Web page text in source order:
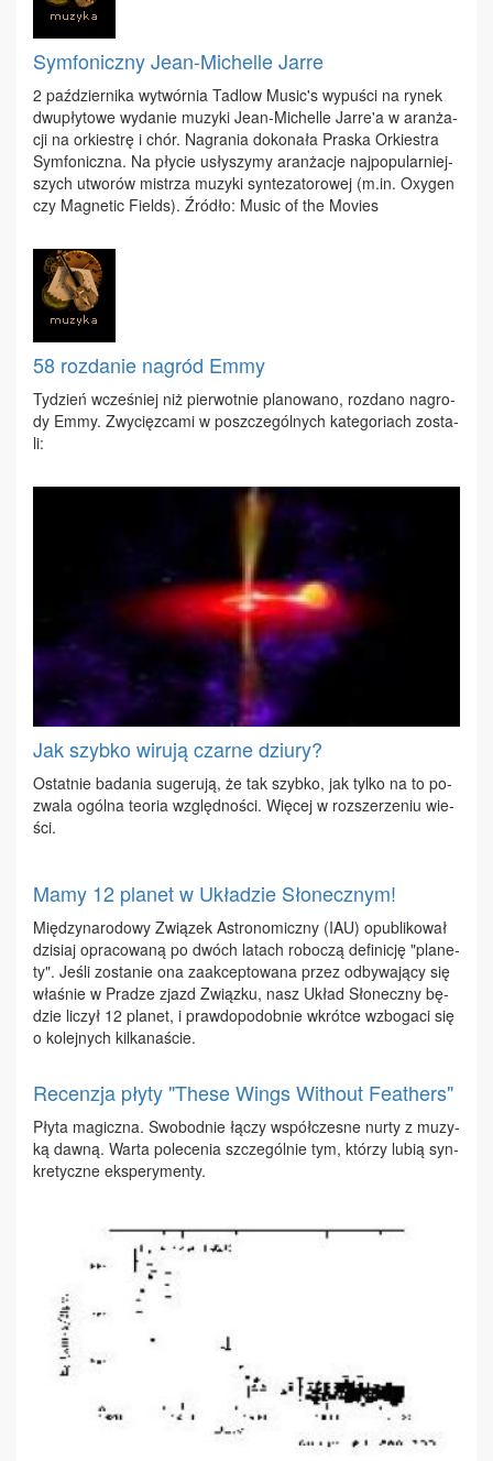
Symfoniczny Jean-Michelle Jarre
2 paź­dzier­ni­ka wy­twór­nia Ta­dlow Mu­sic's wy­pu­ści na ry­nek
dwu­pły­to­we wy­da­nie mu­zy­ki Je­an-Mi­chel­le Jar­re'a w aran­ża­
cji na or­kie­strę i chór. Na­gra­nia do­ko­na­ła Pra­ska Or­kie­stra
Sym­fo­nicz­na. Na pły­cie usły­szy­my aran­ża­cje naj­po­pu­lar­niej­
szych utwo­rów mi­strza mu­zy­ki syn­te­za­to­ro­wej (m.​in. Oxy­gen
czy Ma­gne­tic Fields). Źró­dło: Mu­sic of the Mo­vies
58 rozdanie nagród Emmy
Ty­dzień wcze­śniej niż pier­wot­nie pla­no­wa­no, roz­da­no na­gro­
dy Em­my. Zwy­cięz­ca­mi w po­szcze­gól­nych ka­te­go­riach zo­sta­
li:
Jak szybko wirują czarne dziury?
Ostat­nie ba­da­nia su­ge­ru­ją, że tak szyb­ko, jak tyl­ko na to po­
zwa­la ogól­na teo­ria względ­no­ści. Wię­cej w roz­sze­rze­niu wie­
ści.
Mamy 12 planet w Układzie Słonecznym!
Mię­dzy­na­ro­do­wy Zwią­zek Astro­no­micz­ny (IAU) opu­bli­ko­wał
dzi­siaj opra­co­wa­ną po dwóch la­tach ro­bo­czą de­fi­ni­cję "pla­ne­
ty". Je­śli zo­sta­nie ona za­ak­cep­to­wa­na przez od­by­wa­ją­cy się
wła­śnie w Pra­dze zjazd Związ­ku, nasz Układ Sło­necz­ny bę­
dzie li­czył 12 pla­net, i praw­do­po­dob­nie wkrót­ce wzbo­ga­ci się
o ko­lej­nych kil­ka­na­ście.
Recenzja płyty "These Wings Without Feathers"
Pły­ta ma­gicz­na. Swo­bod­nie łą­czy współ­cze­sne nur­ty z mu­zy­
ką daw­ną. War­ta po­le­ce­nia szcze­gól­nie tym, któ­rzy lu­bią syn­
kre­tycz­ne eks­pe­ry­men­ty.